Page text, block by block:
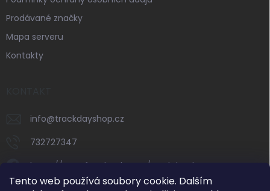
Tento web používá soubory cookie. Dalším
Prodávané značky
Mapa serveru
Kontakty
info@trackdayshop.cz
732727347
https://www.facebook.com/trackdayshop